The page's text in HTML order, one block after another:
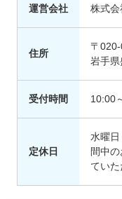
運営会社 株式会
住所
〒
岩手
受付時間 10:00
定休日
水曜
間中
ていた